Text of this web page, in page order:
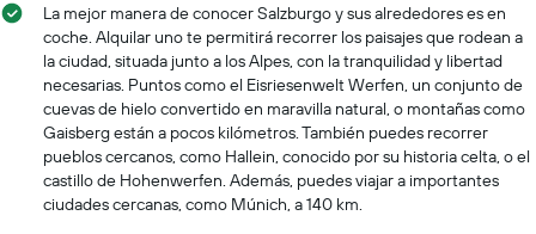
La mejor manera de conocer Salzburgo y sus alrededores es en
coche. Alquilar uno te permitirá recorrer los paisajes que rodean a
la ciudad, situada junto a los Alpes, con la tranquilidad y libertad
necesarias. Puntos como el Eisriesenwelt Werfen, un conjunto de
cuevas de hielo convertido en maravilla natural, o montañas como
Gaisberg están a pocos kilómetros. También puedes recorrer
pueblos cercanos, como Hallein, conocido por su historia celta, o el
castillo de Hohenwerfen. Además, puedes viajar a importantes
ciudades cercanas, como Múnich, a 140 km.